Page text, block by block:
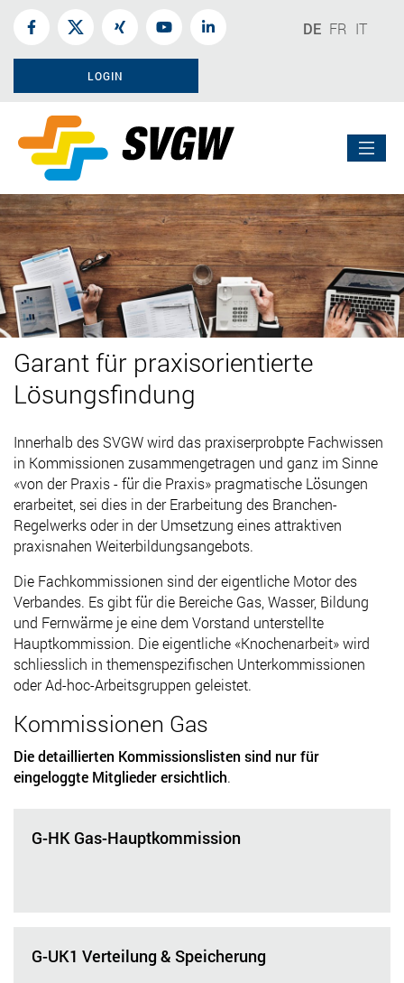
DE FR IT
LOGIN
Garant für praxisorientierte
Lösungsfindung
Innerhalb des SVGW wird das praxiserprobpte Fachwissen
in Kommissionen zusammengetragen und ganz im Sinne
«von der Praxis - für die Praxis» pragmatische Lösungen
erarbeitet, sei dies in der Erarbeitung des Branchen-
Regelwerks oder in der Umsetzung eines attraktiven
praxisnahen Weiterbildungsangebots.
Die Fachkommissionen sind der eigentliche Motor des
Verbandes. Es gibt für die Bereiche Gas, Wasser, Bildung
und Fernwärme je eine dem Vorstand unterstellte
Hauptkommission. Die eigentliche «Knochenarbeit» wird
schliesslich in themenspezifischen Unterkommissionen
oder Ad-hoc-Arbeitsgruppen geleistet.
Kommissionen Gas
Die detaillierten Kommissionslisten sind nur für
eingeloggte Mitglieder ersichtlich.
G-HK Gas-Hauptkommission
G-UK1 Verteilung & Speicherung